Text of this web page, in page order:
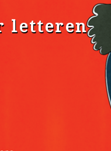
letteren